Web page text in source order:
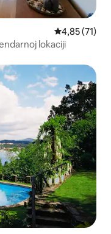
Prosječna
4,85 (71)
lokaciji
„Odabrali gosti”